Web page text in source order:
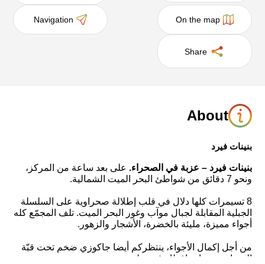
On the map
Navigation
Share
About
بنينات فيرد
بنينات فيرد – عزبة في الصحراء. على بعد ساعة من المركز،
ونحو 7 دقائق من شواطئ البحر الميت الشمالية.
8 تسيمرات كلها دلال في قلب إطلالة صحراوية على السلسلة
الجبلية المقابلة لجبال موآب وغور البحر الميت. تلف المجمّع كله
أجواء مميزة، مليئة بالخضرة، الأشجار والزهور.
من أجل إكمال الأجواء، ينتظركم أيضا جاكوزي ضخم تحت قبّة
السماء، ووجبات إفطار غنية ولذيذة.